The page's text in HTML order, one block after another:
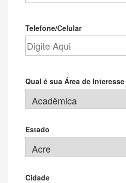
Telefone/Celular
Qual é sua Área de Interesse
Estado
Cidade